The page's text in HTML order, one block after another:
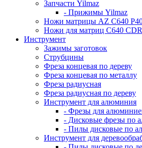
Запчасти Yilmaz
- Прижимы Yilmaz
Ножи матрицы AZ C640
Ножи для матриц C640 CDR
Инструмент
Зажимы заготовок
Струбцины
Фреза концевая по дереву
Фреза концевая по металлу
Фреза радиусная
Фреза радиусная по дереву
Инструмент для алюминия
- Фрезы для
- Дисковые фрезы по
- Пилы дисковые по
Инструмент для